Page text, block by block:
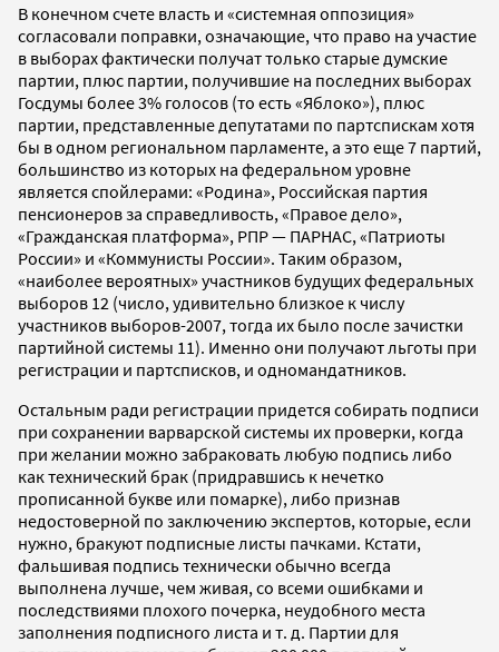
В конечном счете власть и «системная оппозиция»
согласовали поправки, означающие, что право на участие
в выборах фактически получат только старые думские
партии, плюс партии, получившие на последних выборах
Госдумы более 3% голосов (то есть «Яблоко»), плюс
партии, представленные депутатами по партспискам хотя
бы в одном региональном парламенте, а это еще 7 партий,
большинство из которых на федеральном уровне
является спойлерами: «Родина», Российская партия
пенсионеров за справедливость, «Правое дело»,
«Гражданская платформа», РПР — ПАРНАС, «Патриоты
России» и «Коммунисты России». Таким образом,
«наиболее вероятных» участников будущих федеральных
выборов 12 (число, удивительно близкое к числу
участников выборов-2007, тогда их было после зачистки
партийной системы 11). Именно они получают льготы при
регистрации и партсписков, и одномандатников.
Остальным ради регистрации придется собирать подписи
при сохранении варварской системы их проверки, когда
при желании можно забраковать любую подпись либо
как технический брак (придравшись к нечетко
прописанной букве или помарке), либо признав
недостоверной по заключению экспертов, которые, если
нужно, бракуют подписные листы пачками. Кстати,
фальшивая подпись технически обычно всегда
выполнена лучше, чем живая, со всеми ошибками и
последствиями плохого почерка, неудобного места
заполнения подписного листа и т. д. Партии для